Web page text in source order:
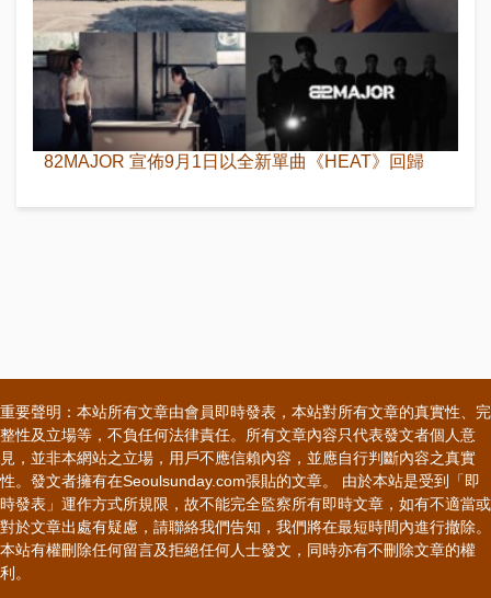
82MAJOR 宣佈9月1日以全新單曲《HEAT》回歸
重要聲明：本站所有文章由會員即時發表，本站對所有文章的真實性、完
整性及立場等，不負任何法律責任。所有文章內容只代表發文者個人意
見，並非本網站之立場，用戶不應信賴內容，並應自行判斷內容之真實
性。發文者擁有在Seoulsunday.com張貼的文章。 由於本站是受到「即
時發表」運作方式所規限，故不能完全監察所有即時文章，如有不適當或
對於文章出處有疑慮，請聯絡我們告知，我們將在最短時間內進行撤除。
本站有權刪除任何留言及拒絕任何人士發文，同時亦有不刪除文章的權
利。